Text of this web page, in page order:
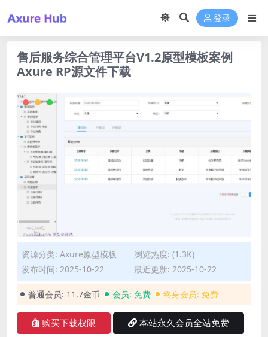
登录
售后服务综合管理平台V1.2原型模板案例
Axure RP源文件下载
资源分类: Axure原型模板
浏览热度: (1.3K)
发布时间: 2025-10-22
最近更新: 2025-10-22
普通会员: 11.7金币 会员: 免费 终身会员: 免费
购买下载权限 本站永久会员全站免费